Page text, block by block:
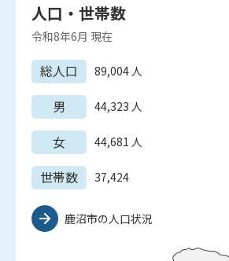
人口・世帯数
令和8年6月 現在
総人口 89,004 人
男 44,323 人
女 44,681 人
世帯数 37,424
鹿沼市の人口状況